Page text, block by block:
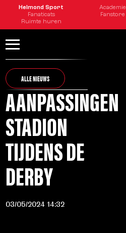
Helmond Sport Academie
Fanaticats
Fanstore
Ruimte huren
ALLE NIEUWS
AANPASSINGEN
STADION
TIJDENS DE
DERBY
03/05/2024 14:32